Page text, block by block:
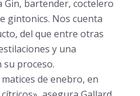
Gin, bartender, coctelero
gintonics. Nos cuenta
del que entre otras
y una
su proceso.
de enebro, en